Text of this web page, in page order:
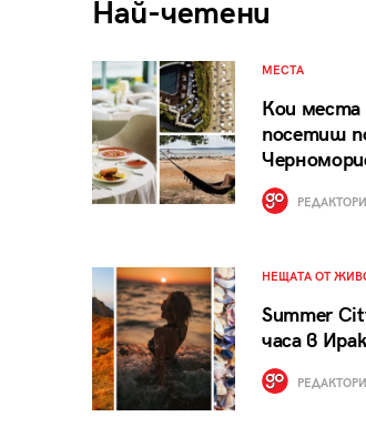
Най-четени
МЕСТА
Кои места
посетиш
НЕЩАТА ОТ
Summer
часа в